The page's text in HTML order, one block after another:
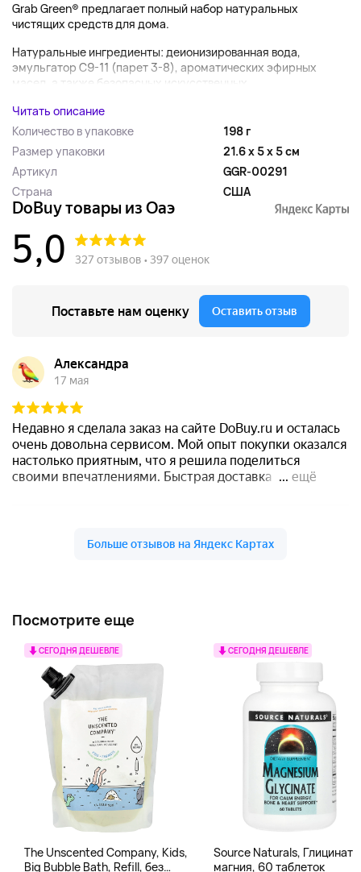
Grab Green® предлагает полный набор натуральных
чистящих средств для дома.
Натуральные ингредиенты: деионизированная вода,
эмульгатор C9-11 (парет 3-8), ароматических эфирных
масел, а также безопасных искусственных...
Читать описание
Количество в упаковке
198 г
Размер упаковки
21.6 x 5 x 5 см
Артикул
GGR-00291
Страна
США
Посмотрите еще
СЕГОДНЯ ДЕШЕВЛЕ
The Unscented Company, Kids,
Big Bubble Bath, Refill, без
СЕГОДНЯ ДЕШЕВЛЕ
Source Naturals, Глицинат
магния, 60 таблеток